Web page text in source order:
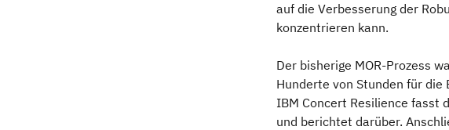
auf die Verbesserung der
konzentrieren kann.
Der bisherige MOR-Prozess
Hunderte von Stunden für
IBM Concert Resilience fasst
und berichtet darüber.